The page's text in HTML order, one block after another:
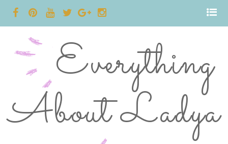
Everything
About Ladya